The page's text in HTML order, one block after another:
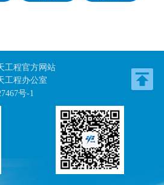
工程官方网站
工程办公室
号-1